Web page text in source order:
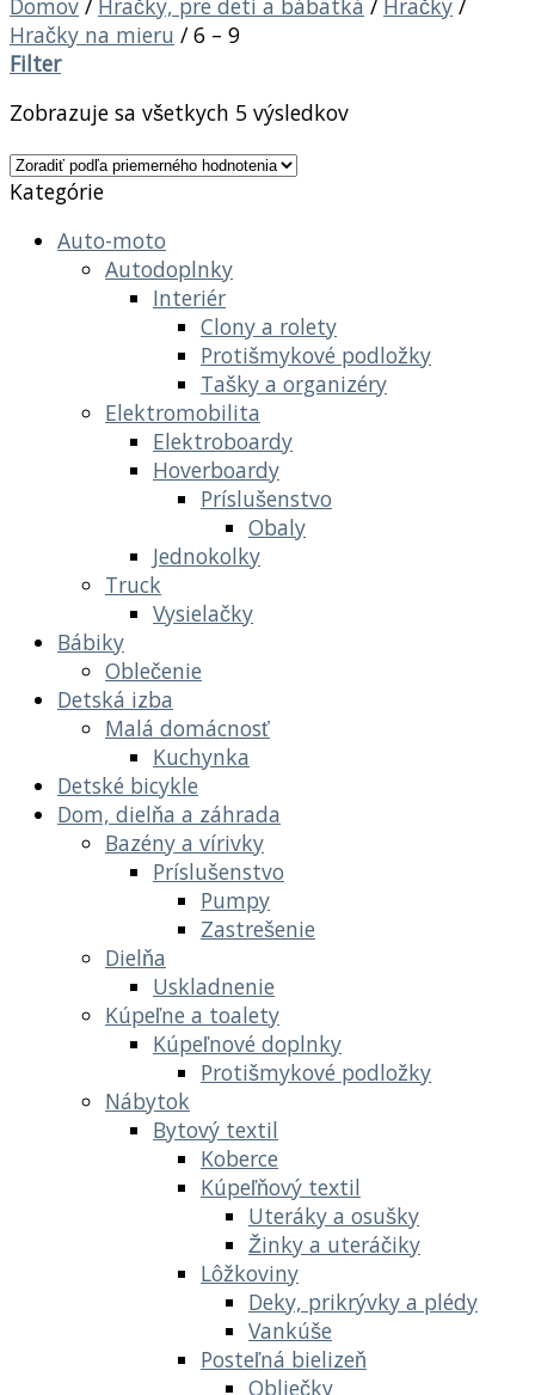
Hračky na mieru /6 – 9
Filter
Zobrazuje sa všetkych 5 výsledkov
Kategórie
Auto-moto
Autodoplnky
Interiér
Clony a rolety
Protišmykové podložky
Tašky a organizéry
Elektromobilita
Elektroboardy
Hoverboardy
Príslušenstvo
Obaly
Jednokolky
Truck
Vysielačky
Bábiky
Oblečenie
Detská izba
Malá domácnosť
Kuchynka
Detské bicykle
Dom, dielňa a záhrada
Bazény a vírivky
Príslušenstvo
Pumpy
Zastrešenie
Dielňa
Uskladnenie
Kúpeľne a toalety
Kúpeľnové doplnky
Protišmykové podložky
Nábytok
Bytový textil
Koberce
Kúpeľňový textil
Uteráky a osušky
Žinky a uteráčiky
Lôžkoviny
Deky, prikrývky a plédy
Vankúše
Posteľná bielizeň
Obliečky